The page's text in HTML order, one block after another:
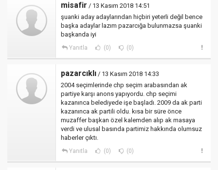
misafir / 13 Kasım 2018 14:51
şuanki aday adaylarından hiçbiri yeterli değil bence
başka adaylar lazım pazarcığa bulunmazsa şuanki
başkanda iyi
Yanıtla (0) (0)
pazarcıklı / 13 Kasım 2018 14:33
2004 seçimlerinde chp seçim arabasından ak
partiye karşı anons yapıyordu. chp seçimi
kazanınca belediyede işe başladı. 2009 da ak parti
kazanınca ak partili oldu. kısa bir süre önce
muzaffer başkan özel kalemden alıp ak masaya
verdi ve ulusal basında partimiz hakkında olumsuz
haberler çıktı.
Yanıtla (0) (0)